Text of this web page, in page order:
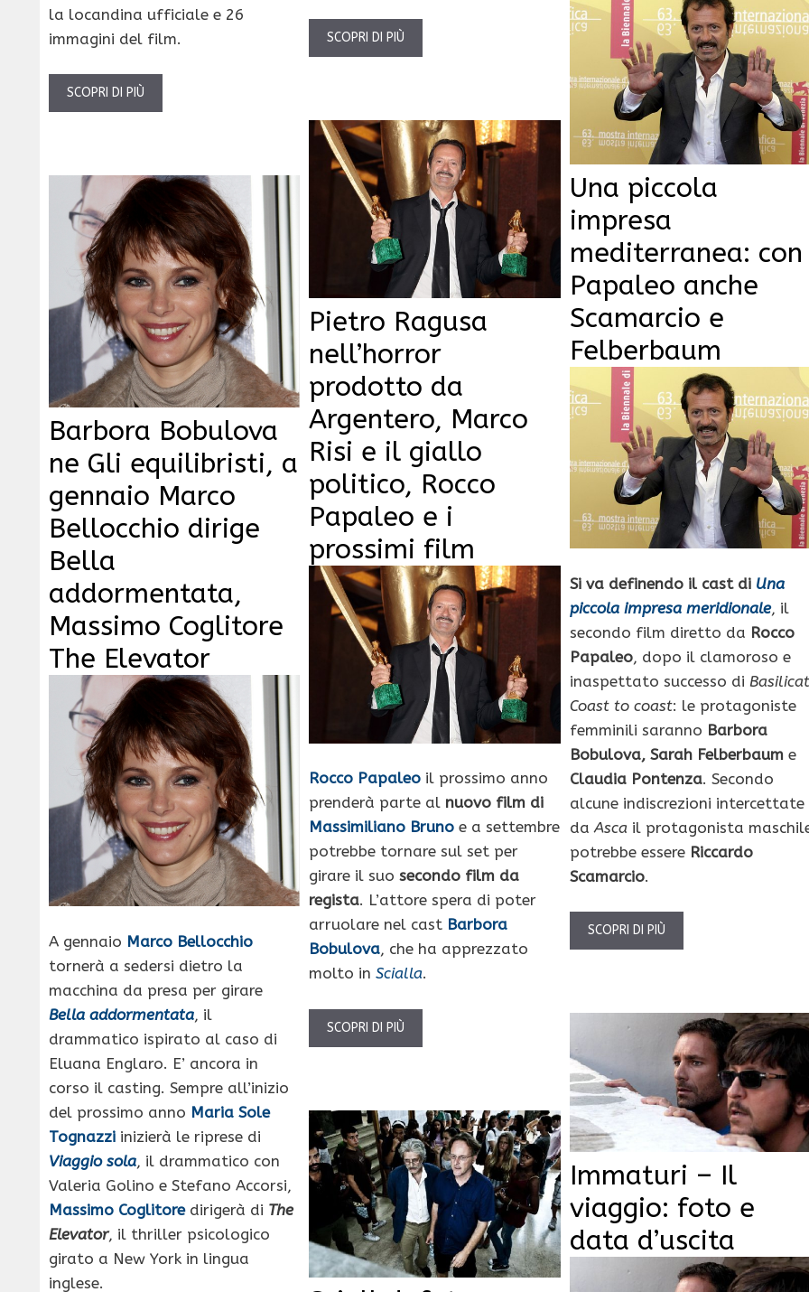
la locandina ufficiale e 26
immagini del film.
SCOPRI DI PIÙ
SCOPRI DI PIÙ
Una piccola
impresa
mediterranea: con
Papaleo anche
Scamarcio e
Felberbaum
Si va definendo il cast di Una
piccola impresa meridionale, il
secondo film diretto da Rocco
Papaleo, dopo il clamoroso e
inaspettato successo di
Coast to coast: le protagoniste
femminili saranno Barbora
Bobulova, Sarah Felberbaume
Claudia Pontenza. Secondo
alcune indiscrezioni intercettate
daAsca il protagonista
potrebbe essere Riccardo
Scamarcio.
SCOPRI DI PIÙ
Pietro Ragusa
nell’horror
prodotto da
Argentero, Marco
Risi e il giallo
politico, Rocco
Papaleo e i
prossimi film
Rocco Papaleo il prossimo anno
prenderà parte al nuovo film di
Massimiliano Bruno e a settembre
potrebbe tornare sul set per
girare il suosecondo film da
regista. L’attore spera di poter
arruolare nel cast Barbora
Bobulova, che ha apprezzato
molto inScialla.
SCOPRI DI PIÙ
Barbora Bobulova
ne Gli equilibristi, a
gennaio Marco
Bellocchio dirige
Bella
addormentata,
Massimo Coglitore
The Elevator
A gennaio Marco Bellocchio
tornerà a sedersi dietro la
macchina da presa per girare
Bella addormentata, il
drammatico ispirato al caso di
Eluana Englaro. E’ ancora in
corso il casting. Sempre all’inizio
del prossimo anno Maria Sole
Tognazzi inizierà le riprese di
Viaggio sola, il drammatico con
Valeria Golino e Stefano Accorsi,
Massimo Coglitoredirigerà di The
Elevator, il thriller psicologico
girato a New York in lingua
inglese.
Immaturi – Il
viaggio: foto e
data d’uscita